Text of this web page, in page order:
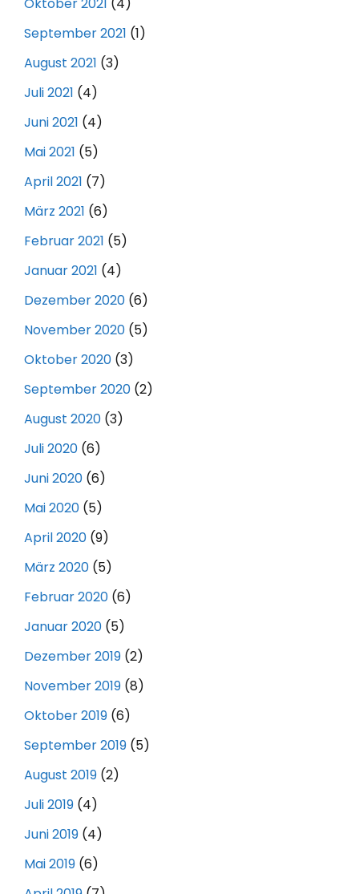
September 2021 (1)
August 2021 (3)
Juli 2021 (4)
Juni 2021 (4)
Mai 2021 (5)
April 2021 (7)
März 2021 (6)
Februar 2021 (5)
Januar 2021 (4)
Dezember 2020 (6)
November 2020 (5)
Oktober 2020 (3)
September 2020 (2)
August 2020 (3)
Juli 2020 (6)
Juni 2020 (6)
Mai 2020 (5)
April 2020 (9)
März 2020 (5)
Februar 2020 (6)
Januar 2020 (5)
Dezember 2019 (2)
November 2019 (8)
Oktober 2019 (6)
September 2019 (5)
August 2019 (2)
Juli 2019 (4)
Juni 2019 (4)
Mai 2019 (6)